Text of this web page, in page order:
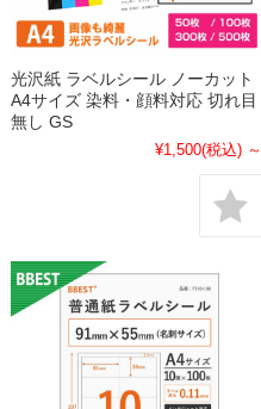
光沢紙 ラベルシール ノーカット
A4サイズ 染料・顔料対応 切れ目
無し GS
¥1,500(税込) ～